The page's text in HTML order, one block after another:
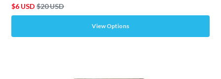
$6 USD $20 USD
View Options